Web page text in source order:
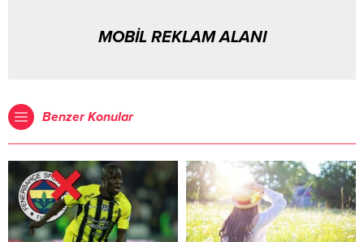
MOBİL REKLAM ALANI
Benzer Konular